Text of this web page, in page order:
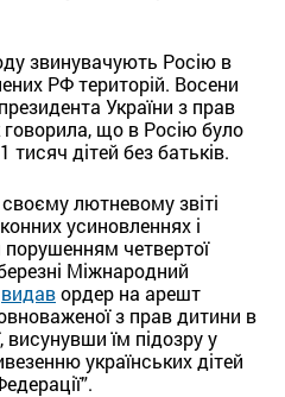
звинувачують Росію в
РФ територій. Восени
України з прав
що в Росію було
дітей без батьків.
лютневому звіті
усиновленнях і
четвертої
Міжнародний
видавордер на арешт
з прав дитини в
висунувши їм підозру у
українських дітей